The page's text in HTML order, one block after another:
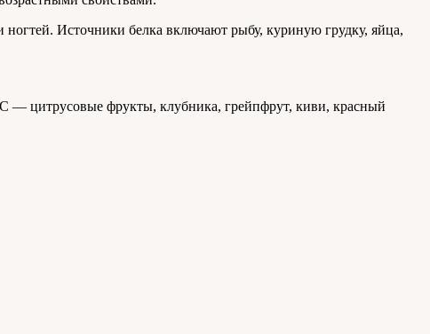
Источники белка включают рыбу, куриную грудку, яйца,
— цитрусовые фрукты, клубника, грейпфрут, киви, красный